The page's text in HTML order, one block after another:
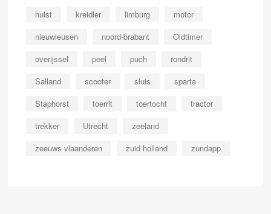
hulst
kreidler limburg
motor
nieuwleusen
noord-brabant
Oldtimer
overijssel
peel puch
rondrit
Salland
scooter sluis
sparta
Staphorst
toerrit toertocht
tractor
trekker
Utrecht
zeeland
zeeuws vlaanderen
zuid holland zundapp